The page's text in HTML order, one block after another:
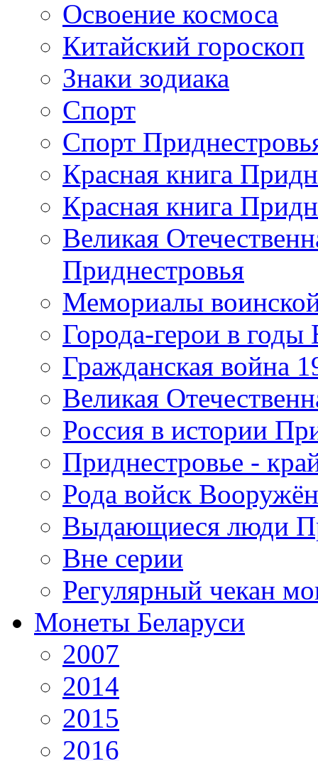
Освоение космоса
Китайский гороскоп
Знаки зодиака
Спорт
Спорт
Красная книга
Красная книга
Великая
Приднестровья
Мемориалы
Города-герои в
Гражданская война
Великая
Россия в истории
Приднестровье -
Рода войск
Выдающиеся люди
Вне серии
Регулярный чекан
Монеты Беларуси
2007
2014
2015
2016